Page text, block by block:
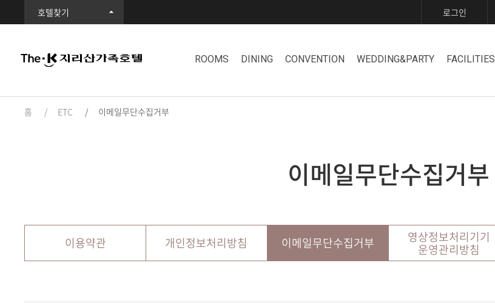
호텔찾기 로그인
ROOMS DINING CONVENTION WEDDING&PARTY FACILITIES
홈 ETC 이메일무단수집거부
이메일무단수집거부
이용약관 개인정보처리방침 이메일무단수집거부 영상정보처리기기
운영관리방침